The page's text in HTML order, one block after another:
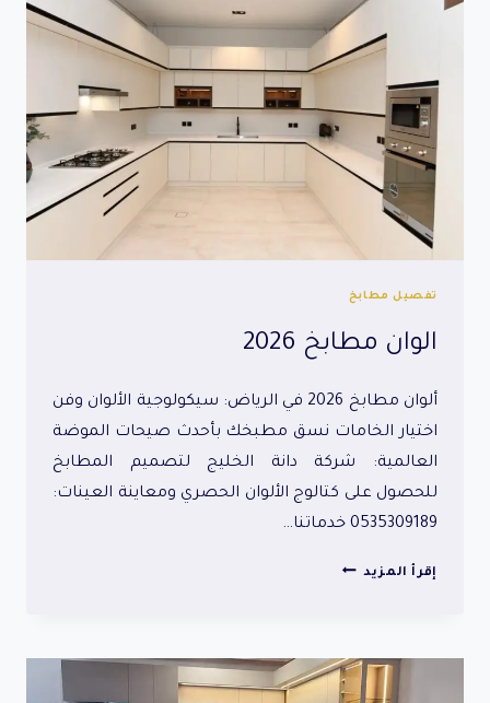
تفصيل مطابخ
الوان مطابخ 2026
ألوان مطابخ 2026 في الرياض: سيكولوجية الألوان وفن
اختيار الخامات نسق مطبخك بأحدث صيحات الموضة
العالمية: شركة دانة الخليج لتصميم المطابخ
للحصول على كتالوج الألوان الحصري ومعاينة العينات:
0535309189 خدماتنا…
إقرأ المزيد الوان